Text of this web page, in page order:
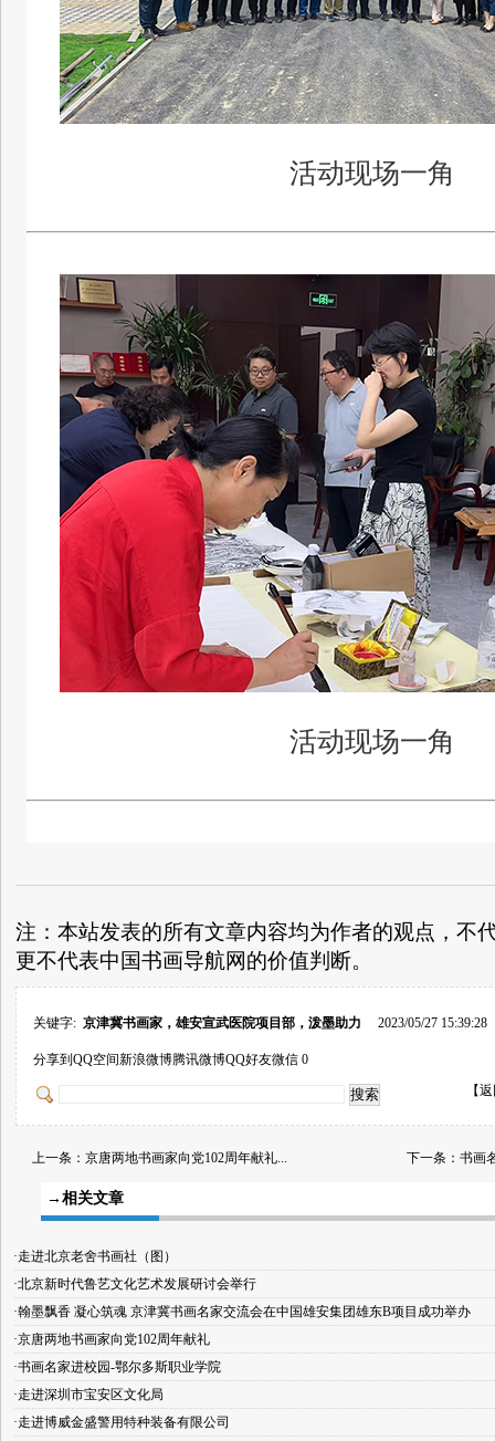
活动现场一角
活动现场一角
注：本站发表的所有文章内容均为作者的观点，不
更不代表中国书画导航网的价值判断。
关键字: 京津冀书画家，雄安宣武医院项目部，泼墨助力 2023/05/27 15:39:28
分享到 QQ空间新浪微博腾讯微博QQ好友微信 0
【
上一条： 京唐两地书画家向党102周年献礼... 下一条： 书画
→相关文章
·走进北京老舍书画社（图）
·北京新时代鲁艺文化艺术发展研讨会举行
·翰墨飘香 凝心筑魂 京津冀书画名家交流会在中国雄安集团雄东B项目成功举办
·京唐两地书画家向党102周年献礼
·书画名家进校园-鄂尔多斯职业学院
·走进深圳市宝安区文化局
·走进博威金盛警用特种装备有限公司